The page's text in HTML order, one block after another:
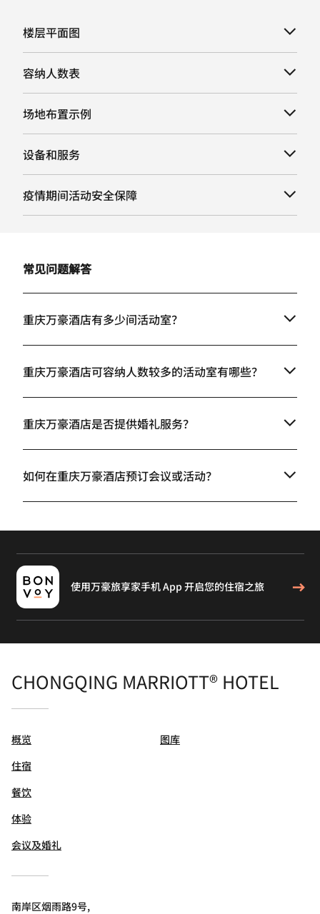
楼层平面图
容纳人数表
场地布置示例
设备和服务
疫情期间活动安全保障
常见问题解答
重庆万豪酒店有多少间活动室？
重庆万豪酒店可容纳人数较多的活动室有哪些？
重庆万豪酒店是否提供婚礼服务？
如何在重庆万豪酒店预订会议或活动？
使用万豪旅享家手机 App 开启您的住宿之旅
CHONGQING MARRIOTT® HOTEL
概览
住宿
餐饮
体验
会议及婚礼
图库
南岸区烟雨路9号,